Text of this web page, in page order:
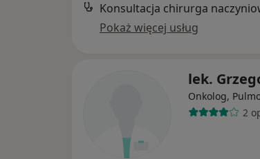
Konsultacja chirurga
Pokaż więcej usług
lek.
Onkolog,
2